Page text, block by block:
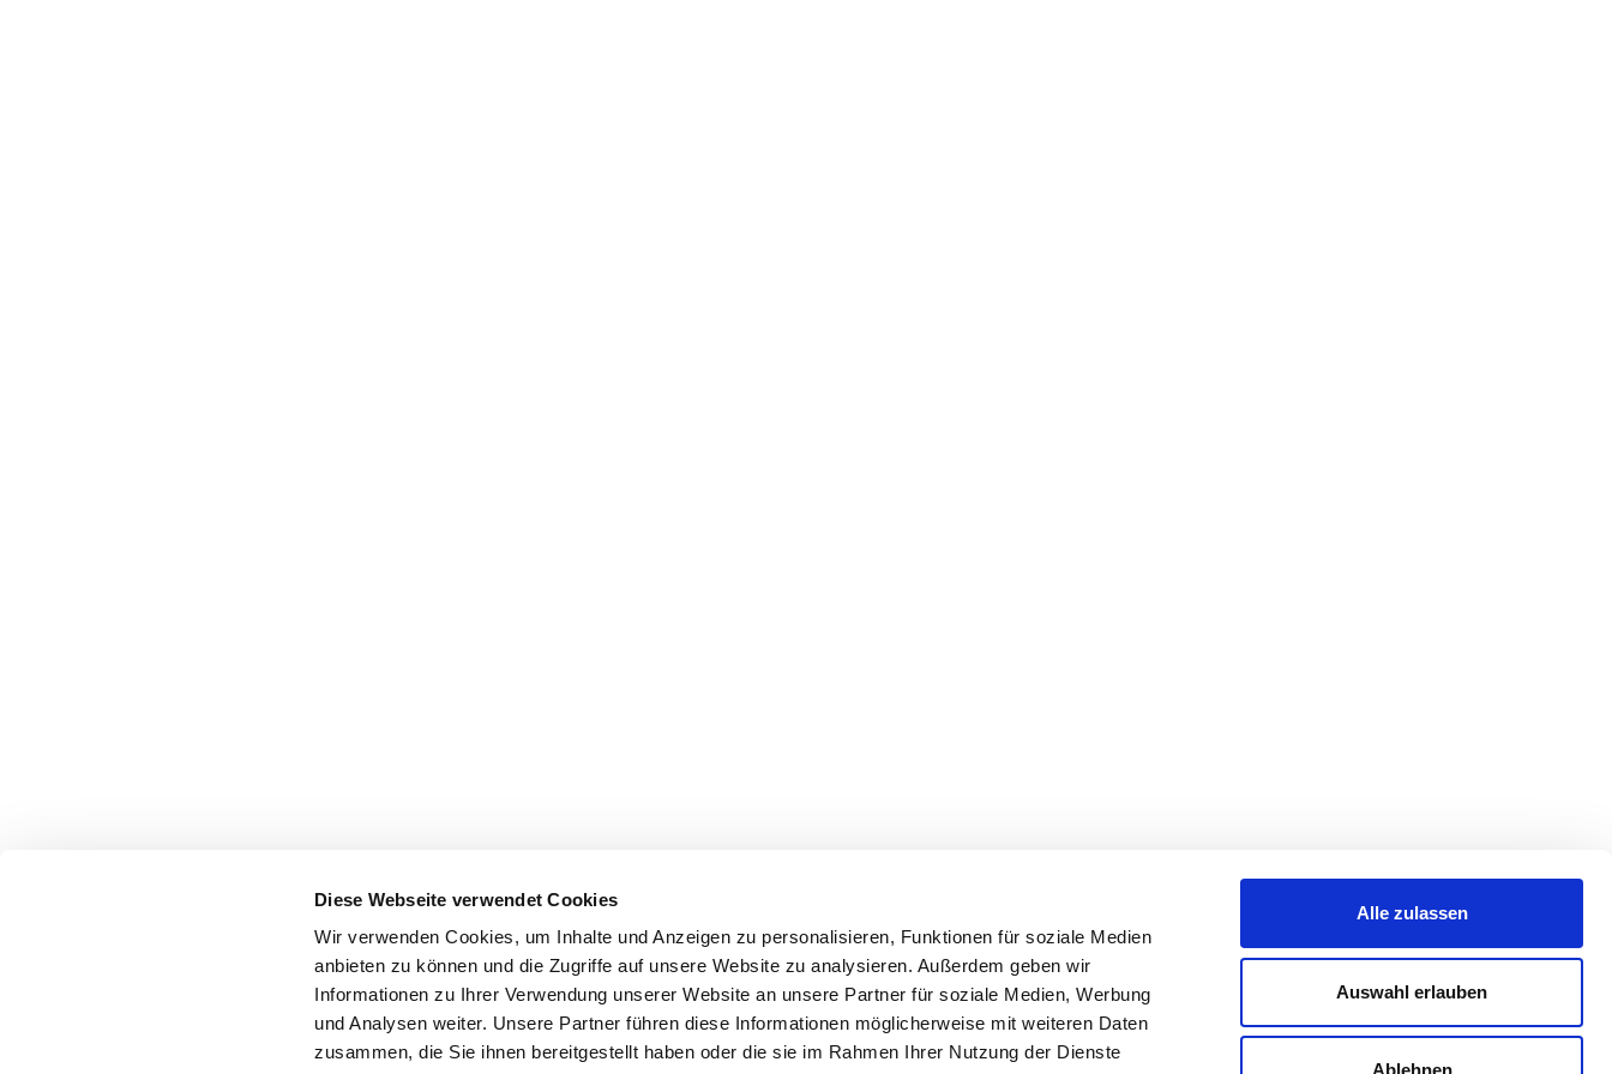
Diese Webseite verwendet Cookies
Wir verwenden Cookies, um Inhalte und Anzeigen zu personalisieren, Funktionen für soziale Medien
anbieten zu können und die Zugriffe auf unsere Website zu analysieren. Außerdem geben wir
Informationen zu Ihrer Verwendung unserer Website an unsere Partner für soziale Medien, Werbung
und Analysen weiter. Unsere Partner führen diese Informationen möglicherweise mit weiteren Daten
zusammen, die Sie ihnen bereitgestellt haben oder die sie im Rahmen Ihrer Nutzung der Dienste
Alle zulassen
Auswahl erlauben
Ablehnen